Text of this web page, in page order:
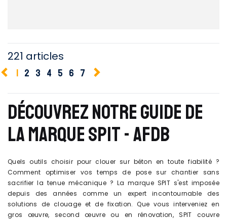
221 articles
1 2 3 4 5 6 7
DÉCOUVREZ NOTRE GUIDE DE
LA MARQUE SPIT - AFDB
Quels outils choisir pour clouer sur béton en toute fiabilité ?
Comment optimiser vos temps de pose sur chantier sans
sacrifier la tenue mécanique ? La marque SPIT s'est imposée
depuis des années comme un expert incontournable des
solutions de clouage et de fixation. Que vous interveniez en
gros œuvre, second œuvre ou en rénovation, SPIT couvre